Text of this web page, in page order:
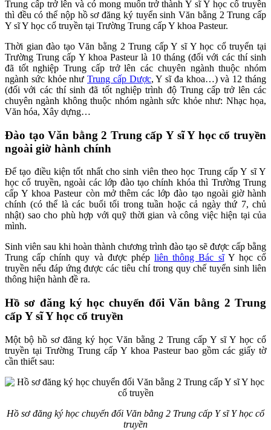
Trung cấp trở lên và có mong muốn trở thành Y sĩ Y học cổ truyền
thì đều có thể nộp hồ sơ đăng ký tuyển sinh Văn bằng 2 Trung cấp
Y sĩ Y học cổ truyền tại Trường Trung cấp Y khoa Pasteur.
Thời gian đào tạo Văn bằng 2 Trung cấp Y sĩ Y học cổ truyển tại
Trường Trung cấp Y khoa Pasteur là 10 tháng (đối với các thí sinh
đã tốt nghiệp Trung cấp trở lên các chuyên ngành thuộc nhóm
ngành sức khỏe nhưTrung cấp Dược, Y sĩ đa khoa…) và 12 tháng
(đối với các thí sinh đã tốt nghiệp trình độ Trung cấp trở lên các
chuyên ngành không thuộc nhóm ngành sức khỏe như: Nhạc họa,
Văn hóa, Xây dựng…
Đào tạo Văn bằng 2 Trung cấp Y sĩ Y học cổ truyền
ngoài giờ hành chính
Để tạo điều kiện tốt nhất cho sinh viên theo học Trung cấp Y sĩ Y
học cổ truyền, ngoài các lớp đào tạo chính khóa thì Trường Trung
cấp Y khoa Pasteur còn mở thêm các lớp đào tạo ngoài giờ hành
chính (có thể là các buổi tối trong tuần hoặc cả ngày thứ 7, chủ
nhật) sao cho phù hợp với quỹ thời gian và công việc hiện tại của
mình.
Sinh viên sau khi hoàn thành chương trình đào tạo sẽ được cấp bằng
Trung cấp chính quy và được phépliên thông Bác sĩY học cổ
truyền nếu đáp ứng được các tiêu chí trong quy chế tuyển sinh liên
thông hiện hành đề ra.
Hồ sơ đăng ký học chuyển đổi Văn bằng 2 Trung
cấp Y sĩ Y học cổ truyền
Một bộ hồ sơ đăng ký học Văn bằng 2 Trung cấp Y sĩ Y học cổ
truyền tại Trường Trung cấp Y khoa Pasteur bao gồm các giấy tờ
cần thiết sau:
Hồ sơ đăng ký học chuyển đổi Văn bằng 2 Trung cấp Y sĩ Y học cổ
truyền